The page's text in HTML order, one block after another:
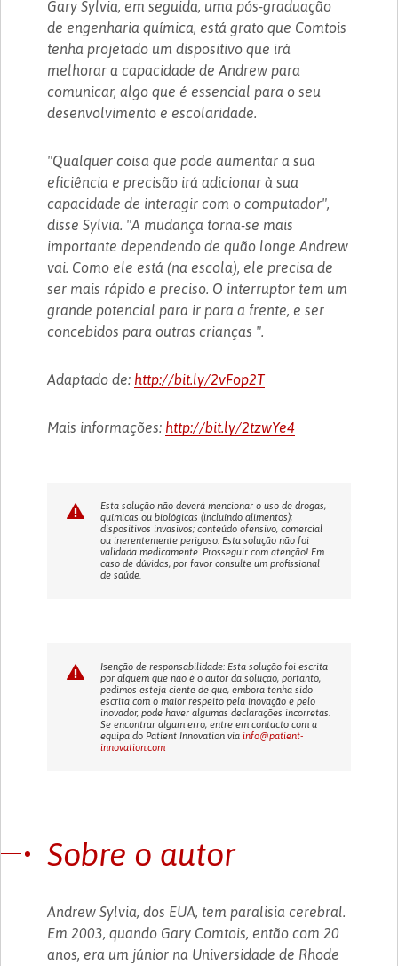
Gary Sylvia, em seguida, uma pós-graduação
de engenharia química, está grato que Comtois
tenha projetado um dispositivo que irá
melhorar a capacidade de Andrew para
comunicar, algo que é essencial para o seu
desenvolvimento e escolaridade.
"Qualquer coisa que pode aumentar a sua
eficiência e precisão irá adicionar à sua
capacidade de interagir com o computador",
disse Sylvia. "A mudança torna-se mais
importante dependendo de quão longe Andrew
vai. Como ele está (na escola), ele precisa de
ser mais rápido e preciso. O interruptor tem um
grande potencial para ir para a frente, e ser
concebidos para outras crianças ".
Adaptado de: http://bit.ly/2vFop2T
Mais informações: http://bit.ly/2tzwYe4
Esta solução não deverá mencionar o uso de drogas,
químicas ou biológicas (incluíndo alimentos);
dispositivos invasivos; conteúdo ofensivo, comercial
ou inerentemente perigoso. Esta solução não foi
validada medicamente. Prosseguir com atenção! Em
caso de dúvidas, por favor consulte um profissional
de saúde.
Isenção de responsabilidade: Esta solução foi escrita
por alguém que não é o autor da solução, portanto,
pedimos esteja ciente de que, embora tenha sido
escrita com o maior respeito pela inovação e pelo
inovador, pode haver algumas declarações incorretas.
Se encontrar algum erro, entre em contacto com a
equipa do Patient Innovation viainfo@patient-
innovation.com
Sobre o autor
Andrew Sylvia, dos EUA, tem paralisia cerebral.
Em 2003, quando Gary Comtois, então com 20
anos, era um júnior na Universidade de Rhode